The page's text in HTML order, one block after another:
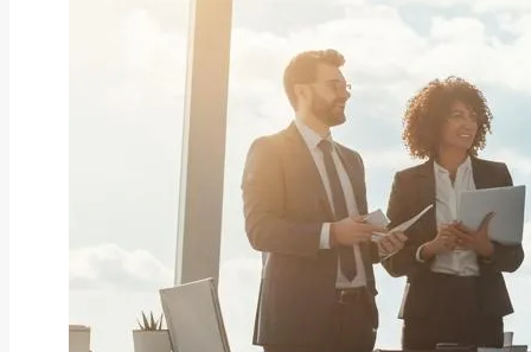
ファクタリング
ファクタリングとは？仕組み・メ
リット・注意点と...
2026年8月6日